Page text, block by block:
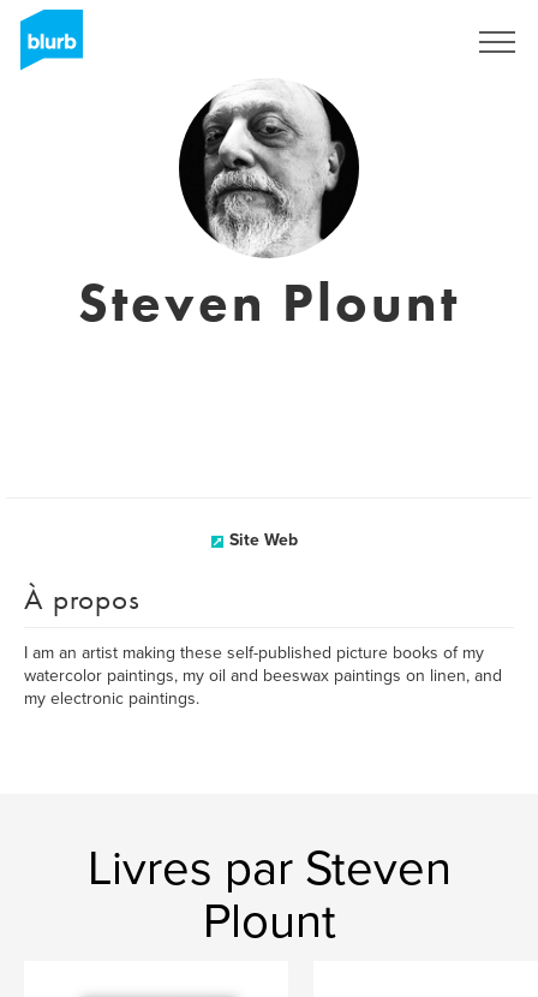
Steven Plount
Site Web
À propos
I am an artist making these self-published picture books of my
watercolor paintings, my oil and beeswax paintings on linen, and
my electronic paintings.
Livres par Steven
Plount